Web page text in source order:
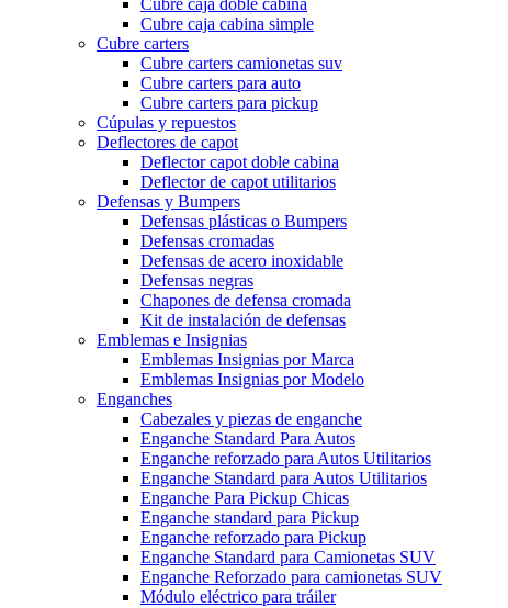
Cubre caja doble cabina
Cubre caja cabina simple
Cubre carters
Cubre carters camionetas suv
Cubre carters para auto
Cubre carters para pickup
Cúpulas y repuestos
Deflectores de capot
Deflector capot doble cabina
Deflector de capot utilitarios
Defensas y Bumpers
Defensas plásticas o Bumpers
Defensas cromadas
Defensas de acero inoxidable
Defensas negras
Chapones de defensa cromada
Kit de instalación de defensas
Emblemas e Insignias
Emblemas Insignias por Marca
Emblemas Insignias por Modelo
Enganches
Cabezales y piezas de enganche
Enganche Standard Para Autos
Enganche reforzado para Autos Utilitarios
Enganche Standard para Autos Utilitarios
Enganche Para Pickup Chicas
Enganche standard para Pickup
Enganche reforzado para Pickup
Enganche Standard para Camionetas SUV
Enganche Reforzado para camionetas SUV
Módulo eléctrico para tráiler